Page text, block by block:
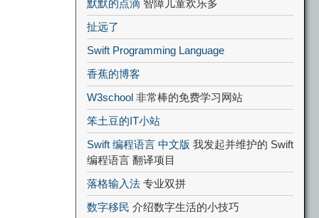
默默的点滴 智障儿童欢乐多
扯远了
Swift Programming Language
香蕉的博客
W3school 非常棒的免费学习网站
笨土豆的IT小站
Swift 编程语言 中文版 我发起并维护的 Swift
编程语言 翻译项目
落格输入法 专业双拼
数字移民 介绍数字生活的小技巧